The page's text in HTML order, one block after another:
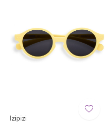
Izipizi